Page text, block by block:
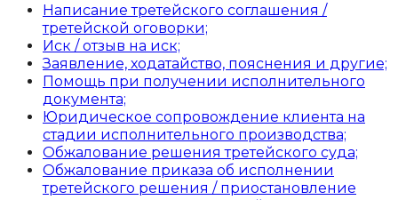
Написание третейского соглашения /
третейской оговорки;
Иск / отзыв на иск;
Заявление, ходатайство, пояснения и другие;
Помощь при получении исполнительного
документа;
Юридическое сопровождение клиента на
стадии исполнительного производства;
Обжалование решения третейского суда;
Обжалование приказа об исполнении
третейского решения / приостановление